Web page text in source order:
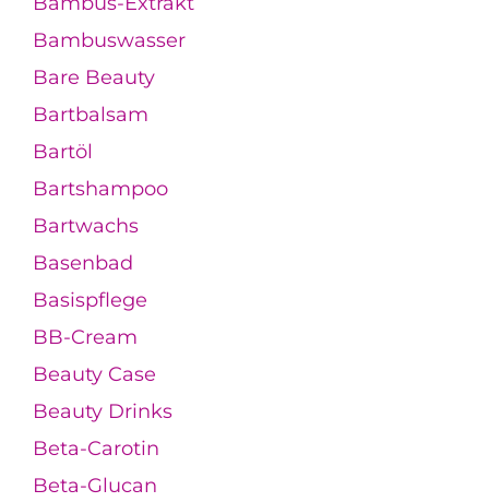
Bambuswasser
Bare Beauty
Bartbalsam
Bartöl
Bartshampoo
Bartwachs
Basenbad
Basispflege
BB-Cream
Beauty Case
Beauty Drinks
Beta-Carotin
Beta-Glucan